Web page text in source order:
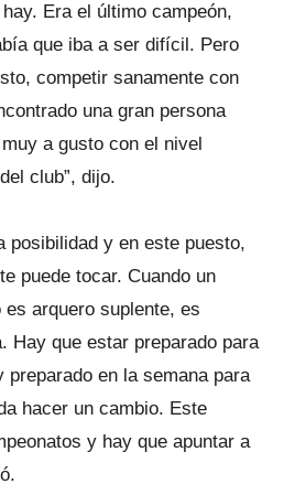
Era el último campeón,
que iba a ser difícil. Pero
competir sanamente con
una gran persona
a gusto con el nivel
club”, dijo.
posibilidad y en este puesto,
puede tocar. Cuando un
arquero suplente, es
Hay que estar preparado para
preparado en la semana para
hacer un cambio. Este
y hay que apuntar a